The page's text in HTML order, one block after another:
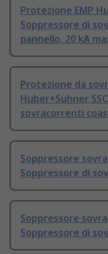
Protezione EMP
Soppressore di
pannello, 20 kA
Protezione da
Huber+Suhner
sovracorrenti
Soppressore
Soppressore di
Soppressore
Soppressore di